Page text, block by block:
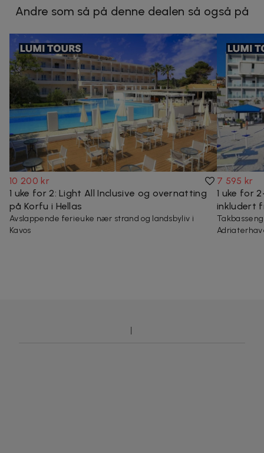
Andre som så på denne dealen så også på
10 200 kr
1 uke for 2: Light All Inclusive og overnatting
på Korfu i Hellas
Avslappende ferieuke nær strand og landsbyliv i
Kavos
7 595 kr
1 uke for
inkludert